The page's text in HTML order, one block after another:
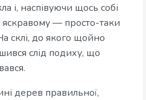
і, наспівуючи щось собі
яскравому — просто-таки
склі, до якого щойно
слід подиху, що
дерев правильної,